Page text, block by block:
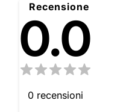
Recensione
0.0
0 recensioni